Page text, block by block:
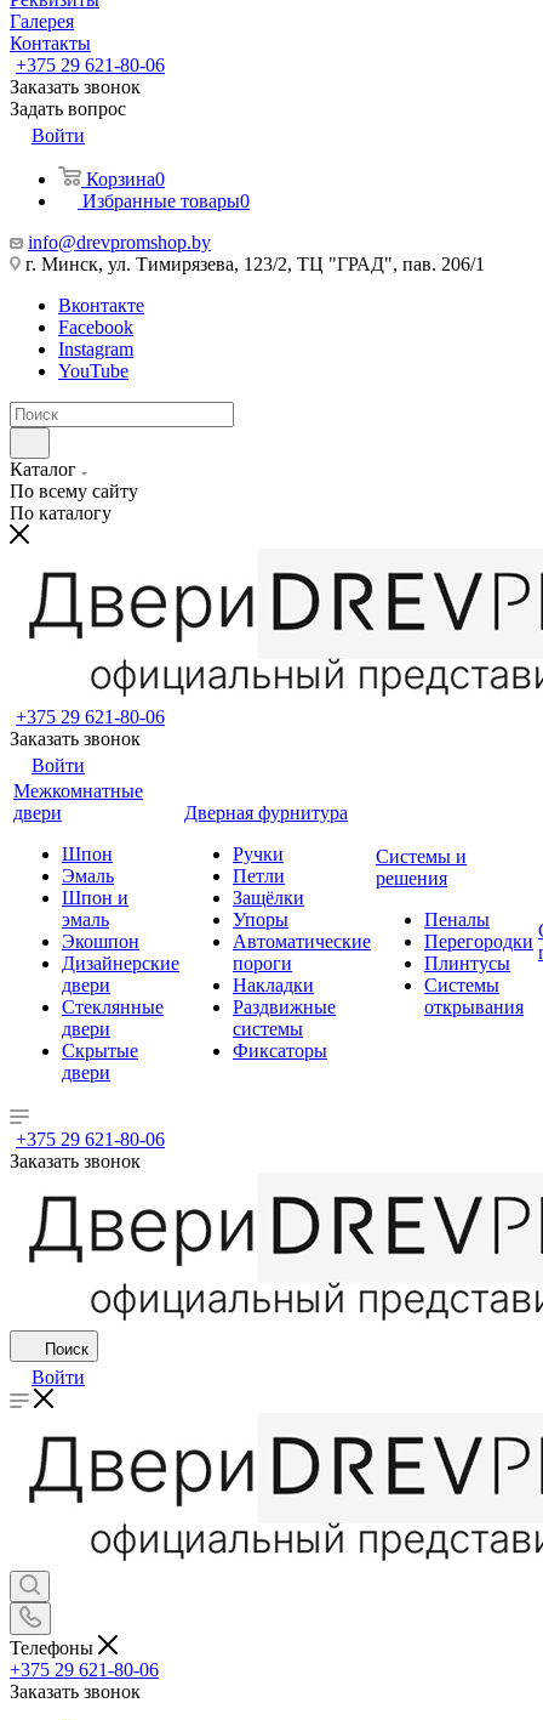
Галерея
Контакты
+375 29 621-80-06
Заказать звонок
Задать вопрос
Войти
Корзина0
Избранные товары0
info@drevpromshop.by
г. Минск, ул. Тимирязева, 123/2, ТЦ "ГРАД", пав. 206/1
Вконтакте
Facebook
Instagram
YouTube
Каталог
По всему сайту
По каталогу
+375 29 621-80-06
Заказать звонок
Войти
Межкомнатные
двери
Шпон
Эмаль
Шпон и
эмаль
Экошпон
Дизайнерские
двери
Стеклянные
двери
Скрытые
двери
Дверная фурнитура
Ручки
Петли
Защёлки
Упоры
Автоматические
пороги
Накладки
Раздвижные
системы
Фиксаторы
Системы и
решения
Пеналы
Перегородки
Плинтусы
Системы
открывания
+375 29 621-80-06
Заказать звонок
Поиск
Войти
Телефоны
+375 29 621-80-06
Заказать звонок